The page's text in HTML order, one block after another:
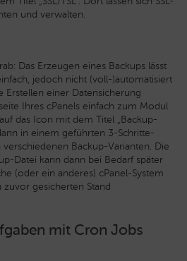
und verwalten.
Das Erzeugen eines Backups lässt
jedoch nicht (voll-)automatisiert
Erstellen einer Datensicherung
Ihres cPanels einfach zum Modul
das Icon mit dem Titel „Backup-
in einem geführten 3-Schritte-
Backup-Varianten. Die
Datei kann dann bei Bedarf später
(oder ein anderes) cPanel-System
gesicherten Stand
mit Cron Jobs